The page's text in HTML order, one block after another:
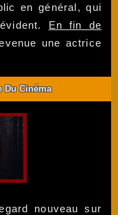
en général, qui
En fin de
une actrice
Du Cinéma
nouveau sur